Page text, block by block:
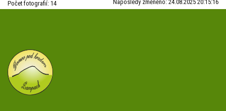
Počet fotografií: 14 Naposledy změněno: 24.08.2025 20:15:16